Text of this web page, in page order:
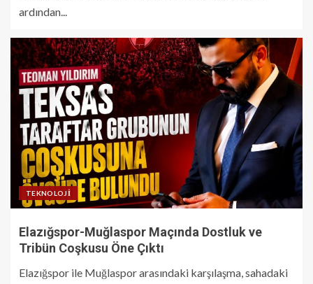
ardından...
TEKNOLOJI
Elazığspor-Muğlaspor Maçında Dostluk ve
Tribün Coşkusu Öne Çıktı
Elazığspor ile Muğlaspor arasındaki karşılaşma, sahadaki